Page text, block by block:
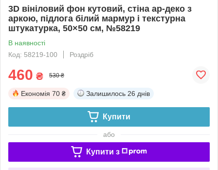
3D вініловий фон кутовий, стіна ар-деко з
аркою, підлога білий мармур і текстурна
штукатурка, 50×50 см, №58219
В наявності
Код: 58219-100
Роздріб
460 ₴ 530 ₴
Економія 70 ₴ Залишилось 26 днів
Купити
або
Купити з